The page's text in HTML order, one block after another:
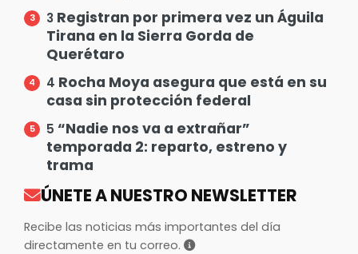
3 Registran por primera vez un Águila
Tirana en la Sierra Gorda de
Querétaro
4 Rocha Moya asegura que está en su
casa sin protección federal
5 “Nadie nos va a extrañar”
temporada 2: reparto, estreno y
trama
ÚNETE A NUESTRO NEWSLETTER
Recibe las noticias más importantes del día
directamente en tu correo.